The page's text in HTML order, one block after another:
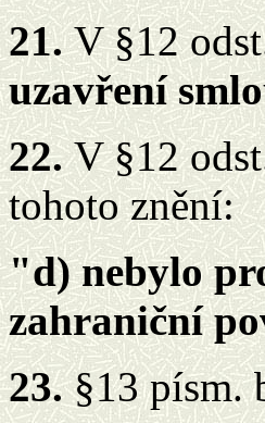
21.V §12
uzavření
22.V §12
tohoto znění:
"d) nebylo
zahraniční
23.§13 písm.